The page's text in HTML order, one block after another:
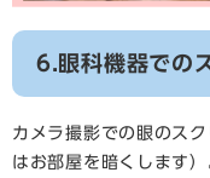
6.眼科機器での
カメラ撮影での眼のス
はお部屋を暗くします）